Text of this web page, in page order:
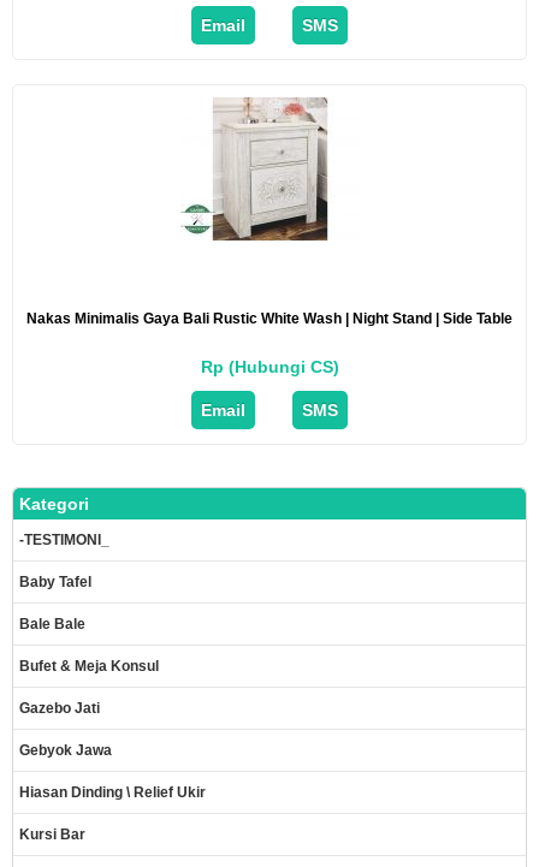
Email SMS
Nakas Minimalis Gaya Bali Rustic White Wash | Night Stand | Side Table
Rp (Hubungi CS)
Email SMS
Kategori
-TESTIMONI_
Baby Tafel
Bale Bale
Bufet & Meja Konsul
Gazebo Jati
Gebyok Jawa
Hiasan Dinding \ Relief Ukir
Kursi Bar